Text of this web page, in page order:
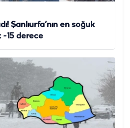
Şanlıurfa’nın en soğuk
-15 derece